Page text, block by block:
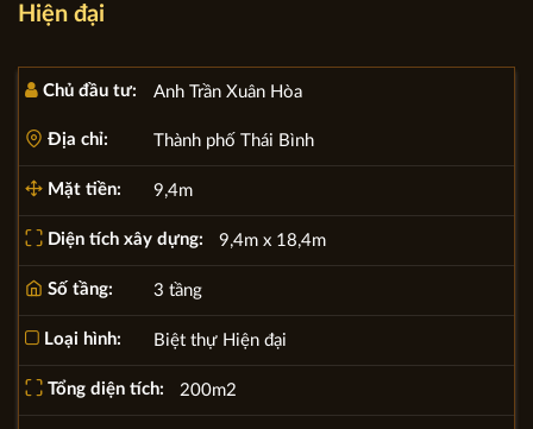
Hiện đại
Chủ đầu tư: Anh Trần Xuân Hòa
Địa chỉ: Thành phố Thái Bình
Mặt tiền: 9,4m
Diện tích xây dựng: 9,4m x 18,4m
Số tầng: 3 tầng
Loại hình: Biệt thự Hiện đại
Tổng diện tích: 200m2